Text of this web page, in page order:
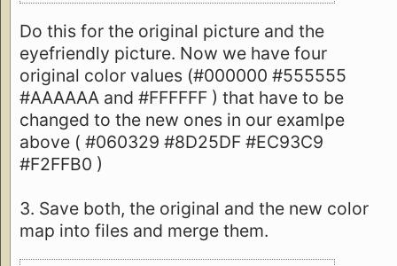
Do this for the original picture and the
eyefriendly picture. Now we have four
original color values (#000000 #555555
#AAAAAA and #FFFFFF ) that have to be
changed to the new ones in our examlpe
above ( #060329 #8D25DF #EC93C9
#F2FFB0 )
3. Save both, the original and the new color
map into files and merge them.